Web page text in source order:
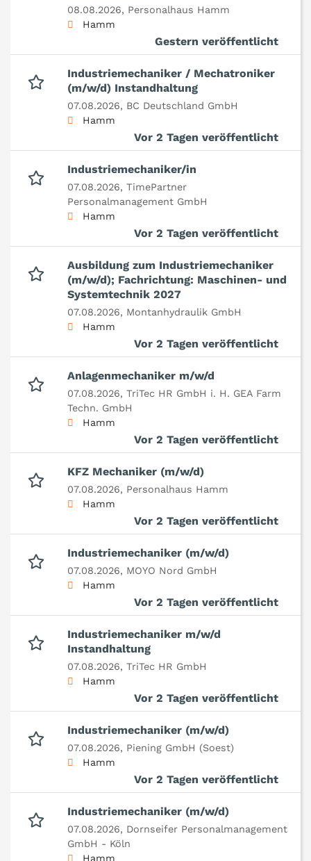
08.08.2026, Personalhaus Hamm
Hamm
Gestern veröffentlicht
Industriemechaniker / Mechatroniker
(m/w/d) Instandhaltung
07.08.2026, BC Deutschland GmbH
Hamm
Vor 2 Tagen veröffentlicht
Industriemechaniker/in
07.08.2026, TimePartner
Personalmanagement GmbH
Hamm
Vor 2 Tagen veröffentlicht
Ausbildung zum Industriemechaniker
(m/w/d); Fachrichtung: Maschinen- und
Systemtechnik 2027
07.08.2026, Montanhydraulik GmbH
Hamm
Vor 2 Tagen veröffentlicht
Anlagenmechaniker m/w/d
07.08.2026, TriTec HR GmbH i. H. GEA Farm
Techn. GmbH
Hamm
Vor 2 Tagen veröffentlicht
KFZ Mechaniker (m/w/d)
07.08.2026, Personalhaus Hamm
Hamm
Vor 2 Tagen veröffentlicht
Industriemechaniker (m/w/d)
07.08.2026, MOYO Nord GmbH
Hamm
Vor 2 Tagen veröffentlicht
Industriemechaniker m/w/d
Instandhaltung
07.08.2026, TriTec HR GmbH
Hamm
Vor 2 Tagen veröffentlicht
Industriemechaniker (m/w/d)
07.08.2026, Piening GmbH (Soest)
Hamm
Vor 2 Tagen veröffentlicht
Industriemechaniker (m/w/d)
07.08.2026, Dornseifer Personalmanagement
GmbH - Köln
Hamm